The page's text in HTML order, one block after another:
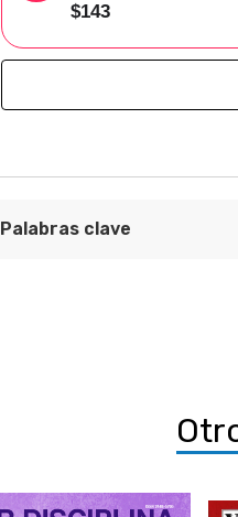
$143
Palabras clave